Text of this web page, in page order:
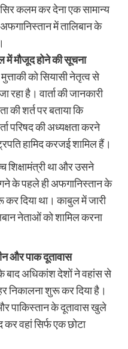
कलम कर देना एक सामान्य
में तालिबान के
में मौजूद होने की सूचना
को सियासी नेतृत्व से
रहा है। वार्ता की जानकारी
की शर्त पर बताया कि
परिषद की अध्यक्षता करने
हामिद करजई शामिल हैं।
शिक्षामंत्री था और उसने
के पहले ही अफगानिस्तान के
दिया था। काबुल में जारी
नेताओं को शामिल करना
और पाक दूतावास
बाद अधिकांश देशों ने वहांस से
निकालना शुरू कर दिया है।
पाकिस्तान के दूतावास खुले
वहां सिर्फ एक छोटा